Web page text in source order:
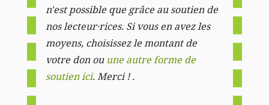
n'est possible que grâce au soutien de
nos lecteur·rices. Si vous en avez les
moyens, choisissez le montant de
votre don ou une autre forme de
soutien ici. Merci ! .